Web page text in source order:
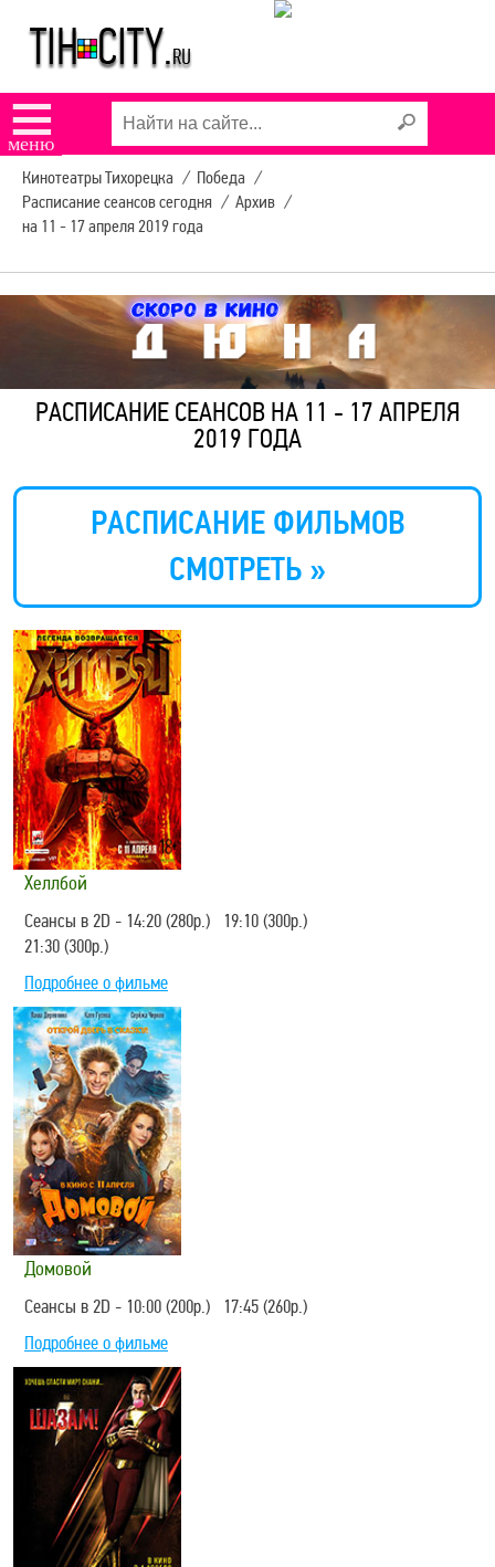
☰
меню
Кинотеатры Тихорецка / Победа /
Расписание сеансов сегодня / Архив /
на 11 - 17 апреля 2019 года
РАСПИСАНИЕ СЕАНСОВ НА 11 - 17 АПРЕЛЯ
2019 ГОДА
РАСПИСАНИЕ ФИЛЬМОВ
СМОТРЕТЬ »
Хеллбой
Сеансы в 2D - 14:20 (280р.) 19:10 (300р.)
21:30 (300р.)
Подробнее о фильме
Домовой
Сеансы в 2D - 10:00 (200р.) 17:45 (260р.)
Подробнее о фильме